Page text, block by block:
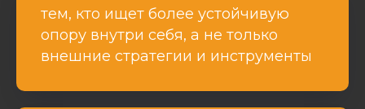
тем, кто ищет более устойчивую
опору внутри себя, а не только
внешние стратегии и инструменты